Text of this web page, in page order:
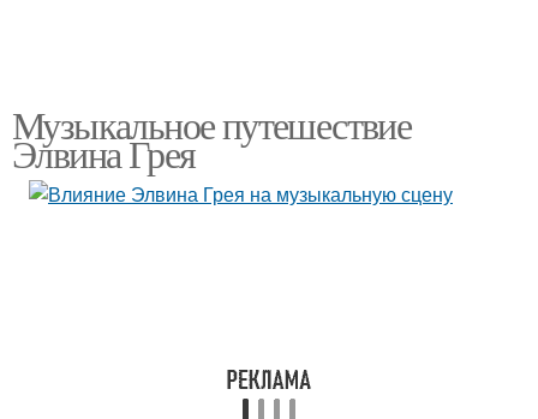
Музыкальное путешествие
Элвина Грея